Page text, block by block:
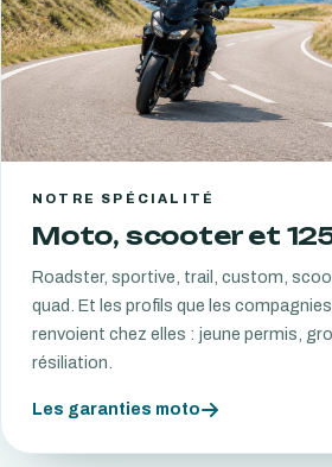
NOTRE SPÉCIALITÉ
Moto, scooter et
Roadster, sportive, trail, custom,
quad. Et les profils que les
renvoient chez elles : jeune permis,
résiliation.
Les garanties moto